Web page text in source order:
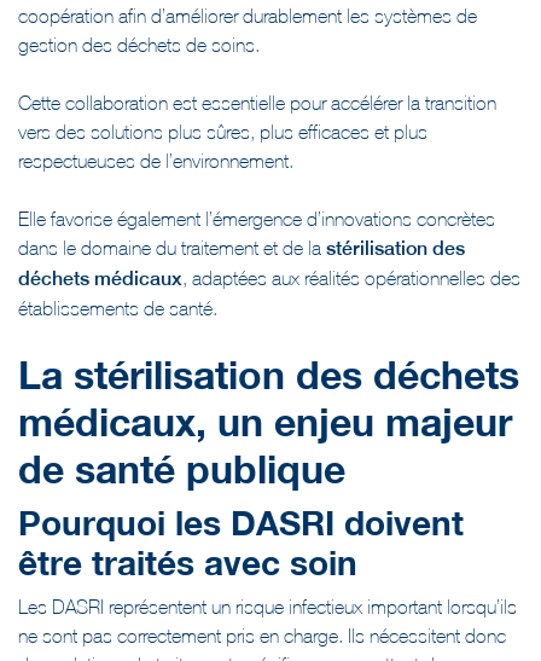
gestion des déchets de soins.
vers des solutions plus sûres, plus efficaces et plus
respectueuses de l’environnement.
dans le domaine du traitement et de lastérilisation des
déchets médicaux, adaptées aux réalités opérationnelles des
établissements de santé.
médicaux, un enjeu majeur
de santé publique
Pourquoi les DASRI doivent
être traités avec soin
Les DASRI représentent un risque infectieux important lorsqu’ils
ne sont pas correctement pris en charge. Ils nécessitent donc
des solutions de traitement spécifiques permettant de